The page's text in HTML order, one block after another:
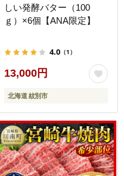
しい発酵バター（100
ｇ）×6個【ANA限定】
4.0 （1）
13,000円
北海道 紋別市